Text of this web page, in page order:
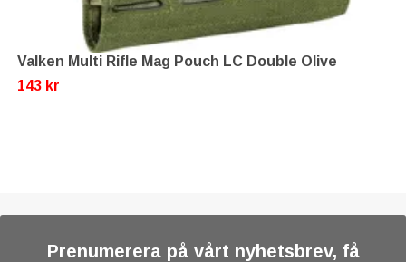
Valken Multi Rifle Mag Pouch LC Double Olive
143 kr
Prenumerera på vårt nyhetsbrev, få